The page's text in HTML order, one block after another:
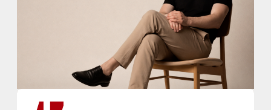
Как главный врач клиники, я отвечаю
не только за собственную практику,
но и за стандарты работы всей команды.
В нашей клинике мы используем
проверенные технологии и строгие
медицинские протоколы, чтобы каждый
пациент получал прогнозируемый
и безопасный результат